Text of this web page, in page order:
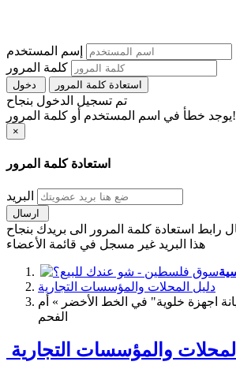
إسم المستخدم
كلمة المرور
استعادة كلمة المرور
تم تسجيل الدخول بنجاح
يوجد خطأ في اسم المستخدم أو كلمة المرور!
×
استعادة كلمة المرور
البريد
هذا البريد غير مسجل في قائمة الأعضاء
دليل المحلات والمؤسسات التجارية
اجهزة خلوية" في الخط الأخضر » أم
الفحم
والمؤسسات التجارية